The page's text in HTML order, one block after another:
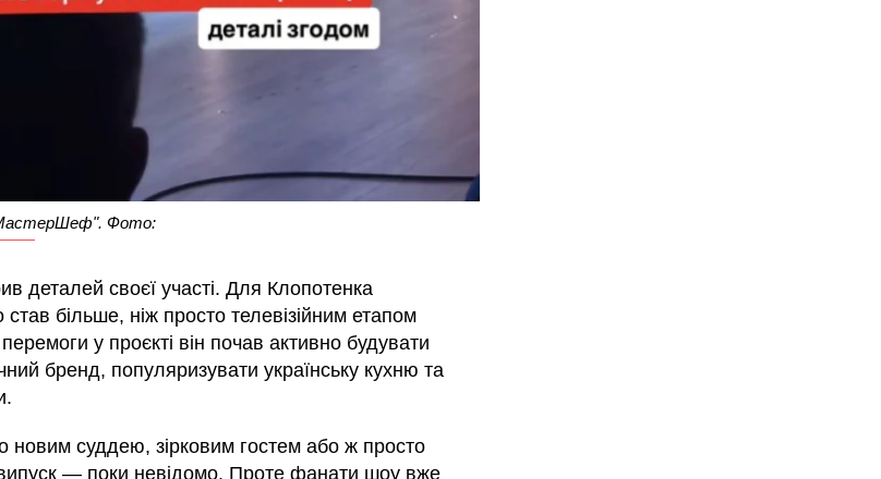
Фото:
деталей своєї участі. Для Клопотенка
більше, ніж просто телевізійним етапом
у проєкті він почав активно будувати
бренд, популяризувати українську кухню та
новим суддею, зірковим гостем або ж просто
— поки невідомо. Проте фанати шоу вже